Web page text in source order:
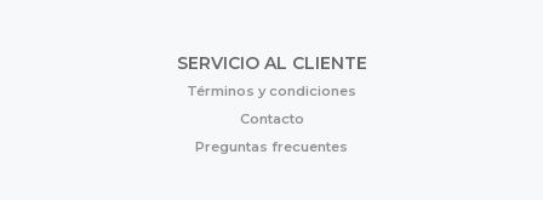
SERVICIO AL CLIENTE
Términos y condiciones
Contacto
Preguntas frecuentes